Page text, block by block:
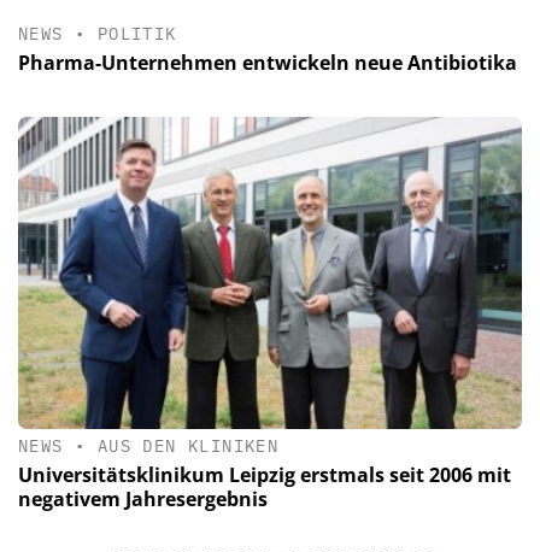
NEWS • POLITIK
Pharma-Unternehmen entwickeln neue Antibiotika
NEWS • AUS DEN KLINIKEN
Universitätsklinikum Leipzig erstmals seit 2006 mit
negativem Jahresergebnis